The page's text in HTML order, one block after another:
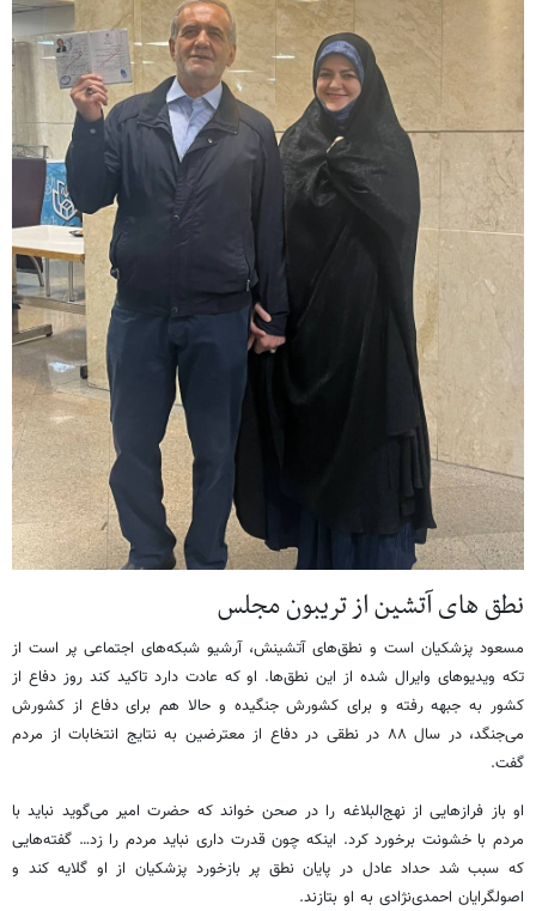
نطق های آتشین از تریبون مجلس
مسعود پزشکیان است و نطق‌های آتشینش، آرشیو شبکه‌های اجتماعی پر است از
تکه ویدیوهای وایرال شده از این نطق‌ها. او که عادت دارد تاکید کند روز دفاع از
کشور به جبهه رفته و برای کشورش جنگیده و حالا هم برای دفاع از کشورش
می‌جنگد، در سال ۸۸ در نطقی در دفاع از معترضین به نتایج انتخابات از مردم
گفت.
او باز فرازهایی از نهج‌البلاغه را در صحن خواند که حضرت امیر می‌گوید نباید با
مردم با خشونت برخورد کرد. اینکه چون قدرت داری نباید مردم را زد… گفته‌هایی
که سبب شد حداد عادل در پایان نطق پر بازخورد پزشکیان از او گلایه کند و
اصولگرایان احمدی‌نژادی به او بتازند.